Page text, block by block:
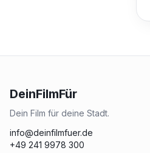
DeinFilmFür
Dein Film für deine Stadt.
info@deinfilmfuer.de
+49 241 9978 300